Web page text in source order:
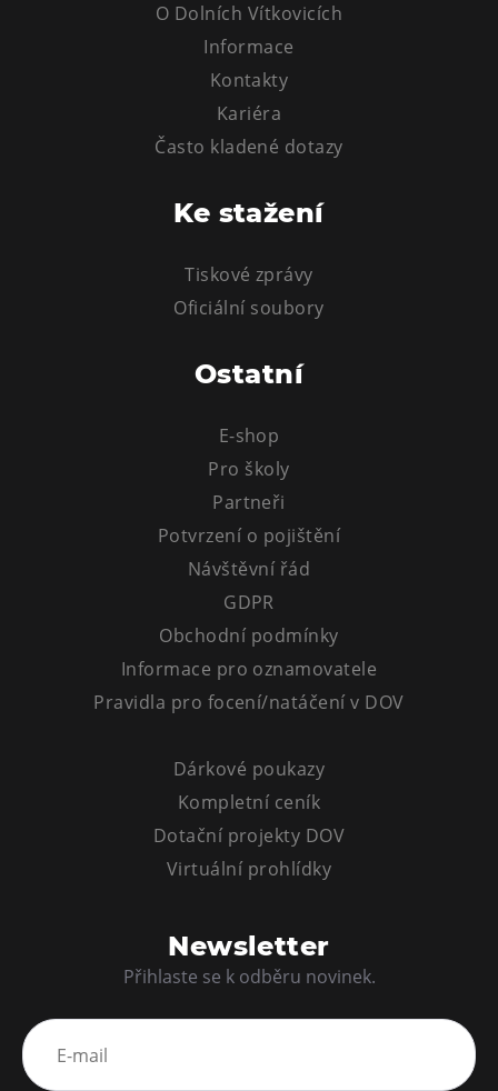
O Dolních Vítkovicích
Informace
Kontakty
Kariéra
Často kladené dotazy
Ke stažení
Tiskové zprávy
Oficiální soubory
Ostatní
E-shop
Pro školy
Partneři
Potvrzení o pojištění
Návštěvní řád
GDPR
Obchodní podmínky
Informace pro oznamovatele
Pravidla pro focení/natáčení v DOV
Dárkové poukazy
Kompletní ceník
Dotační projekty DOV
Virtuální prohlídky
Newsletter
Přihlaste se k odběru novinek.